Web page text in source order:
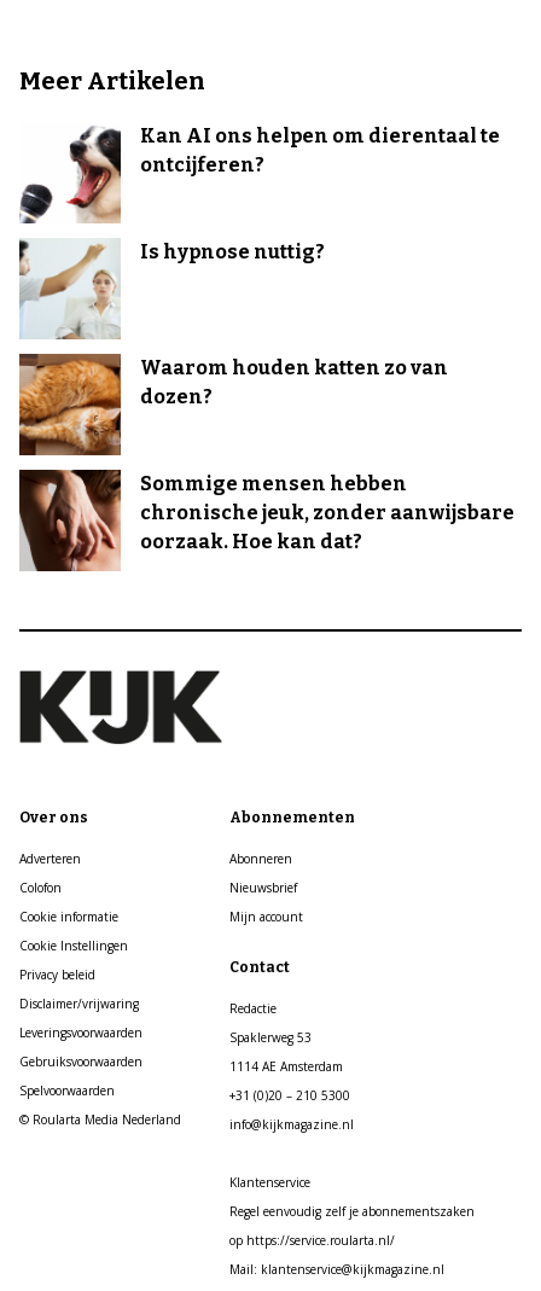
Meer Artikelen
Kan AI ons helpen om dierentaal te
ontcijferen?
Is hypnose nuttig?
Waarom houden katten zo van
dozen?
Sommige mensen hebben
chronische jeuk, zonder aanwijsbare
oorzaak. Hoe kan dat?
Over ons
Adverteren
Colofon
Cookie informatie
Cookie Instellingen
Privacy beleid
Disclaimer/vrijwaring
Leveringsvoorwaarden
Gebruiksvoorwaarden
Spelvoorwaarden
© Roularta Media Nederland
Abonnementen
Abonneren
Nieuwsbrief
Mijn account
Contact
Redactie
Spaklerweg 53
1114 AE Amsterdam
+31 (0)20 – 210 5300
info@kijkmagazine.nl
Klantenservice
Regel eenvoudig zelf je abonnementszaken
op https://service.roularta.nl/
Mail: klantenservice@kijkmagazine.nl